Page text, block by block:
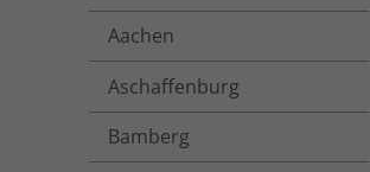
Aachen
Aschaffenburg
Bamberg